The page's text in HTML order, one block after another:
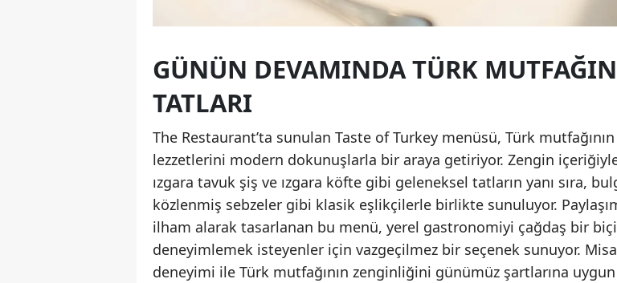
GÜNÜN DEVAMINDA TÜRK
TATLARI
The Restaurant’ta sunulan Taste of Turkey menüsü, Türk mutfağının
lezzetlerini modern dokunuşlarla bir araya getiriyor. Zengin
ızgara tavuk şiş ve ızgara köfte gibi geleneksel tatların yanı sıra,
közlenmiş sebzeler gibi klasik eşlikçilerle birlikte sunuluyor.
ilham alarak tasarlanan bu menü, yerel gastronomiyi çağdaş bir
deneyimlemek isteyenler için vazgeçilmez bir seçenek sunuyor.
deneyimi ile Türk mutfağının zenginliğini günümüz şartlarına